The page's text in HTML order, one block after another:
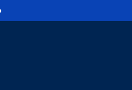
Logo Gobierno de Colombia